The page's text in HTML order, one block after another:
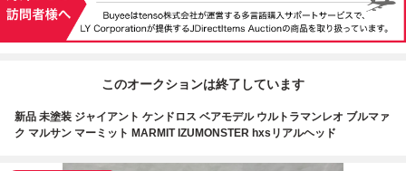
このオークションは終了しています
新品 未塗装 ジャイアント ケンドロス ベアモデル ウルトラマンレオ ブルマァ
ク マルサン マーミット MARMIT IZUMONSTER hxsリアルヘッド